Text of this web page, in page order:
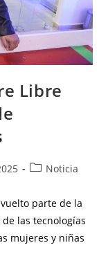
Libre
Noticia
parte de la
las tecnologías
mujeres y niñas